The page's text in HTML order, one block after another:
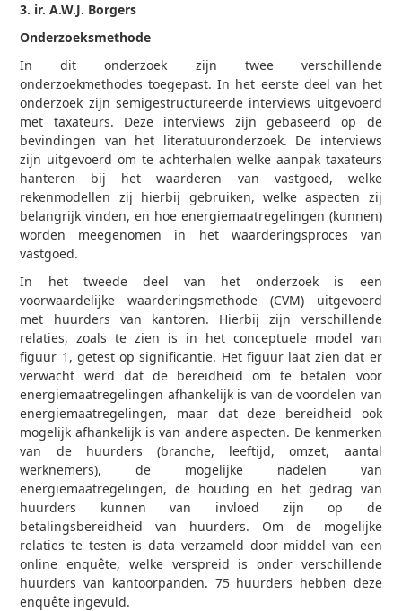
3. ir. A.W.J. Borgers
Onderzoeksmethode
In dit onderzoek zijn twee verschillende
onderzoekmethodes toegepast. In het eerste deel van het
onderzoek zijn semigestructureerde interviews uitgevoerd
met taxateurs. Deze interviews zijn gebaseerd op de
bevindingen van het literatuuronderzoek. De interviews
zijn uitgevoerd om te achterhalen welke aanpak taxateurs
hanteren bij het waarderen van vastgoed, welke
rekenmodellen zij hierbij gebruiken, welke aspecten zij
belangrijk vinden, en hoe energiemaatregelingen (kunnen)
worden meegenomen in het waarderingsproces van
vastgoed.
In het tweede deel van het onderzoek is een
voorwaardelijke waarderingsmethode (CVM) uitgevoerd
met huurders van kantoren. Hierbij zijn verschillende
relaties, zoals te zien is in het conceptuele model van
figuur 1, getest op significantie. Het figuur laat zien dat er
verwacht werd dat de bereidheid om te betalen voor
energiemaatregelingen afhankelijk is van de voordelen van
energiemaatregelingen, maar dat deze bereidheid ook
mogelijk afhankelijk is van andere aspecten. De kenmerken
van de huurders (branche, leeftijd, omzet, aantal
werknemers), de mogelijke nadelen van
energiemaatregelingen, de houding en het gedrag van
huurders kunnen van invloed zijn op de
betalingsbereidheid van huurders. Om de mogelijke
relaties te testen is data verzameld door middel van een
online enquête, welke verspreid is onder verschillende
huurders van kantoorpanden. 75 huurders hebben deze
enquête ingevuld.